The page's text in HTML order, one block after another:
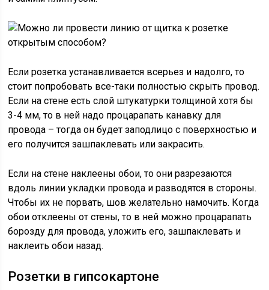
Если розетка устанавливается всерьез и надолго, то
стоит попробовать все-таки полностью скрыть провод.
Если на стене есть слой штукатурки толщиной хотя бы
3-4 мм, то в ней надо процарапать канавку для
провода – тогда он будет заподлицо с поверхностью и
его получится зашпаклевать или закрасить.
Если на стене наклеены обои, то они разрезаются
вдоль линии укладки провода и разводятся в стороны.
Чтобы их не порвать, шов желательно намочить. Когда
обои отклеены от стены, то в ней можно процарапать
борозду для провода, уложить его, зашпаклевать и
наклеить обои назад.
Розетки в гипсокартоне